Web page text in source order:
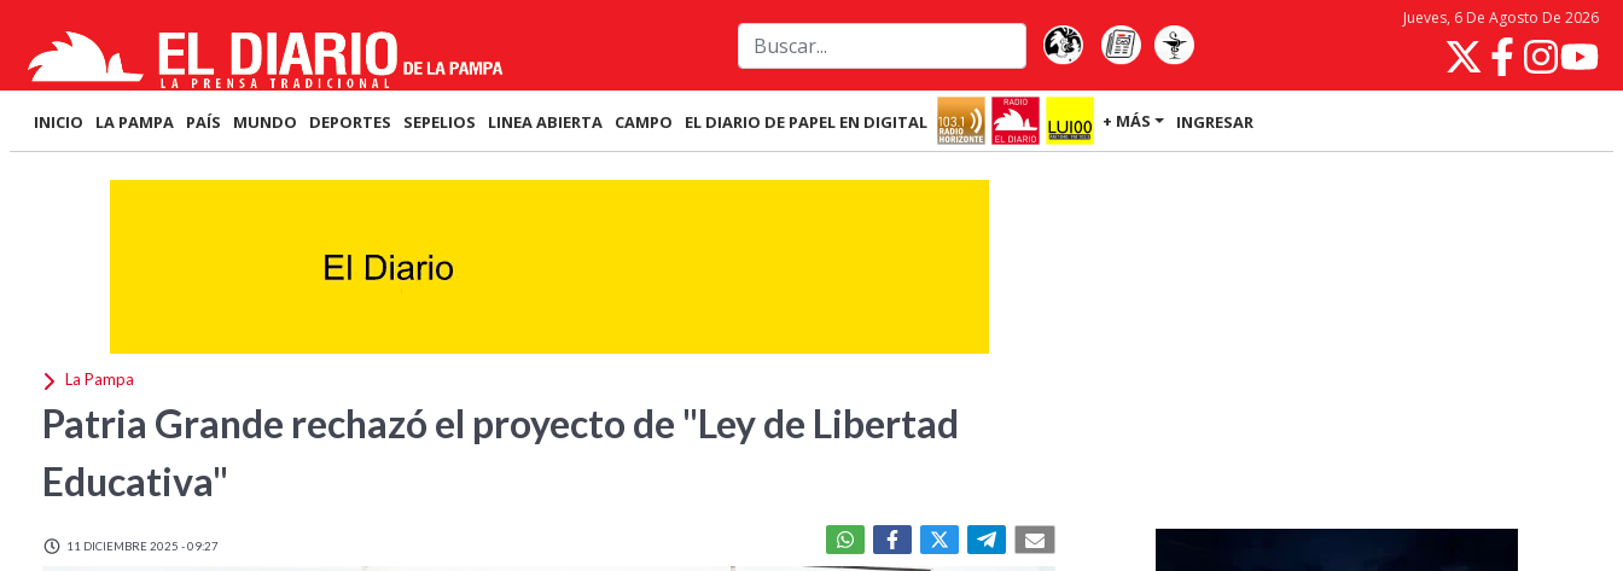
Jueves, 6 De Agosto De 2026
INICIO LA PAMPA PAÍS MUNDO DEPORTES SEPELIOS LINEA ABIERTA CAMPO EL DIARIO DE PAPEL EN DIGITAL + MÁS INGRESAR
La Pampa
Patria Grande rechazó el proyecto de "Ley de Libertad
Educativa"
11 DICIEMBRE 2025 - 09:27